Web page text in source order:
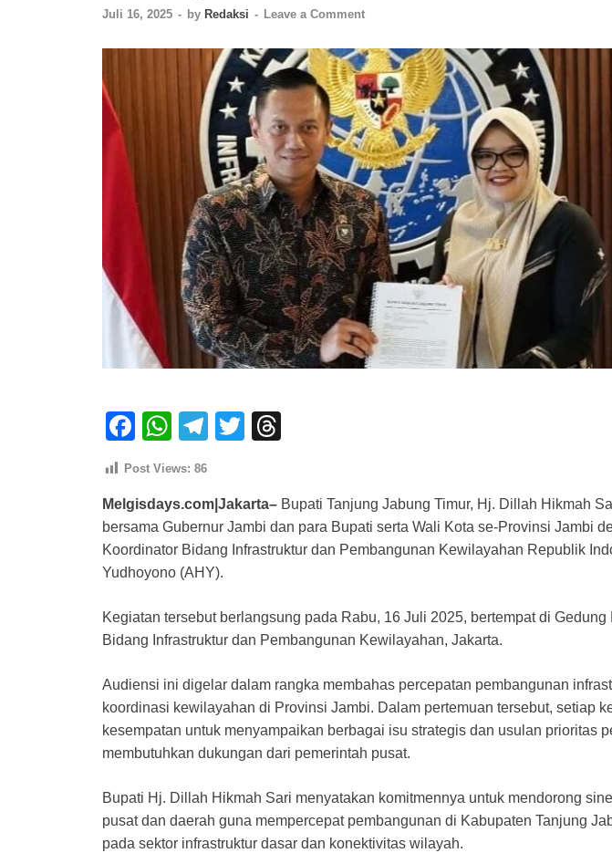
Juli 16, 2025 - by Redaksi - Leave a Comment
F
a
e
b
o
k
W
s
A
p
T
gr
a
m
T
er a
d
Post Views: 86
Melgisdays.com|Jakarta– Bupati Tanjung Jabung Timur, Hj. Dillah Hikmah
bersama Gubernur Jambi dan para Bupati serta Wali Kota se-Provinsi Jambi
Koordinator Bidang Infrastruktur dan Pembangunan Kewilayahan Republik
Yudhoyono (AHY).
Kegiatan tersebut berlangsung pada Rabu, 16 Juli 2025, bertempat di
Bidang Infrastruktur dan Pembangunan Kewilayahan, Jakarta.
Audiensi ini digelar dalam rangka membahas percepatan pembangunan
koordinasi kewilayahan di Provinsi Jambi. Dalam pertemuan tersebut, setiap
kesempatan untuk menyampaikan berbagai isu strategis dan usulan prioritas
membutuhkan dukungan dari pemerintah pusat.
Bupati Hj. Dillah Hikmah Sari menyatakan komitmennya untuk mendorong
pusat dan daerah guna mempercepat pembangunan di Kabupaten Tanjung
pada sektor infrastruktur dasar dan konektivitas wilayah.